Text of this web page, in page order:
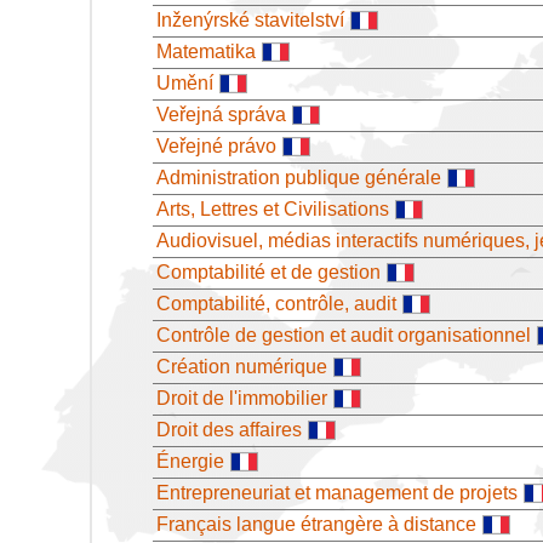
Inženýrské stavitelství
Matematika
Umění
Veřejná správa
Veřejné právo
Administration publique générale
Arts, Lettres et Civilisations
Audiovisuel, médias interactifs numériques,
Comptabilité et de gestion
Comptabilité, contrôle, audit
Contrôle de gestion et audit organisationnel
Création numérique
Droit de l'immobilier
Droit des affaires
Énergie
Entrepreneuriat et management de projets
Français langue étrangère à distance